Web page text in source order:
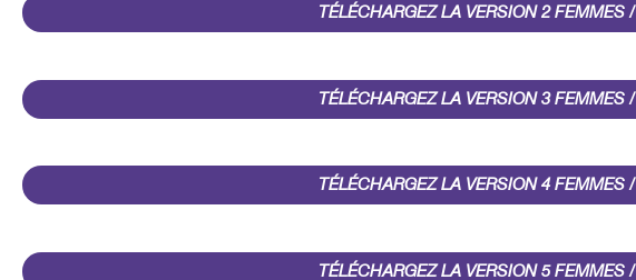
TÉLÉCHARGEZ LA VERSION 2 FEMMES
TÉLÉCHARGEZ LA VERSION 3 FEMMES
TÉLÉCHARGEZ LA VERSION 4 FEMMES
TÉLÉCHARGEZ LA VERSION 5 FEMMES